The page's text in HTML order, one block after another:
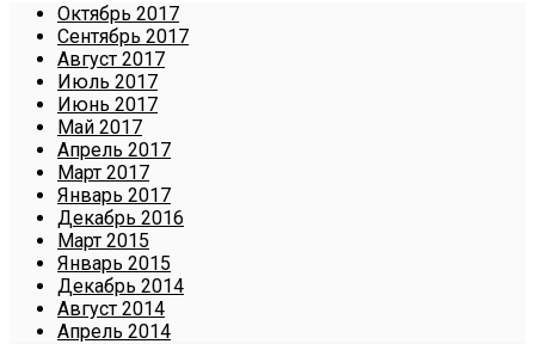
Октябрь 2017
Сентябрь 2017
Август 2017
Июль 2017
Июнь 2017
Май 2017
Апрель 2017
Март 2017
Январь 2017
Декабрь 2016
Март 2015
Январь 2015
Декабрь 2014
Август 2014
Апрель 2014